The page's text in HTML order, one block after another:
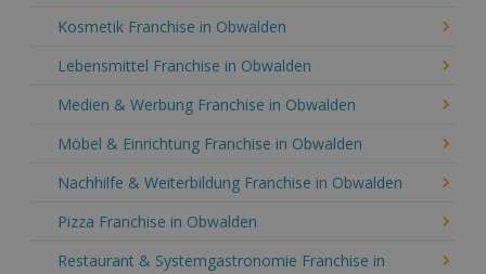
Kosmetik Franchise in Obwalden
Lebensmittel Franchise in Obwalden
Medien & Werbung Franchise in Obwalden
Möbel & Einrichtung Franchise in Obwalden
Nachhilfe & Weiterbildung Franchise in Obwalden
Pizza Franchise in Obwalden
Restaurant & Systemgastronomie Franchise in